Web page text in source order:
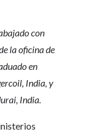
con
la oficina de
en
India, y
India.